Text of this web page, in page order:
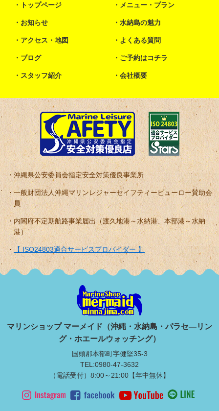
トップページ メニュー・プラン
お知らせ 水納島の魅力
アクセス・地図 よくある質問
ブログ ご予約はコチラ
スタッフ紹介 会社概要
沖縄県公安委員会指定安全対策優良事業所
一般財団法人沖縄マリンレジャーセイフティービューロー賛助会
員
内閣府不定期航路事業届出（渡久地港～水納港、本部港～水納
港）
【 ISO24803適合サービスプロバイダー 】
マリンショップ マーメイド（沖縄・水納島・パラセ―リン
グ・ホエールウォッチング）
国頭郡本部町字健堅35-3
TEL:0980-47-3632
（電話受付）8:00～21:00【年中無休】